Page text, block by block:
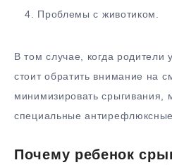
Проблемы с животиком.
В том случае, когда родители
стоит обратить внимание на
минимизировать срыгивания,
специальные
Почему ребенок